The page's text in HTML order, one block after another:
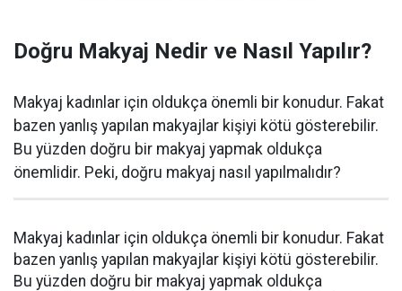
Doğru Makyaj Nedir ve Nasıl Yapılır?
Makyaj kadınlar için oldukça önemli bir konudur. Fakat
bazen yanlış yapılan makyajlar kişiyi kötü gösterebilir.
Bu yüzden doğru bir makyaj yapmak oldukça
önemlidir. Peki, doğru makyaj nasıl yapılmalıdır?
Makyaj kadınlar için oldukça önemli bir konudur. Fakat
bazen yanlış yapılan makyajlar kişiyi kötü gösterebilir.
Bu yüzden doğru bir makyaj yapmak oldukça